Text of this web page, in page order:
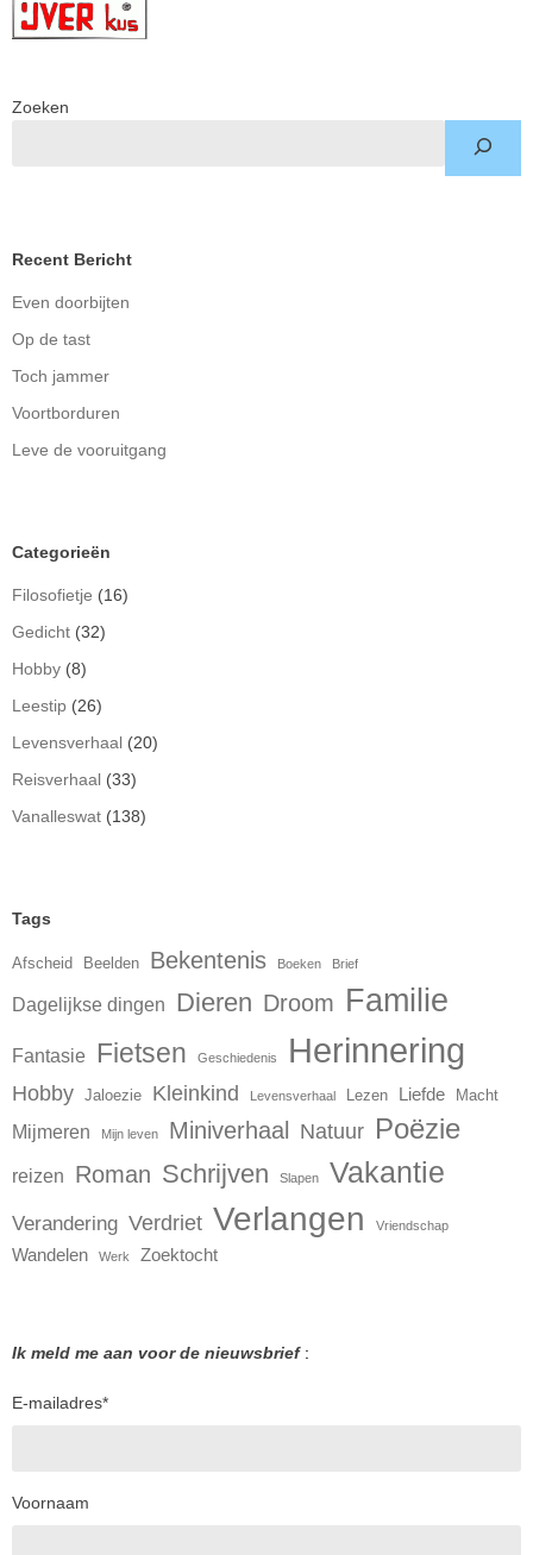
Zoeken
Recent Bericht
Even doorbijten
Op de tast
Toch jammer
Voortborduren
Leve de vooruitgang
Categorieën
Filosofietje (16)
Gedicht (32)
Hobby (8)
Leestip (26)
Levensverhaal (20)
Reisverhaal (33)
Vanalleswat (138)
Tags
Afscheid Beelden Bekentenis Boeken Brief
Dagelijkse dingen Dieren Droom Familie
Fantasie Fietsen Geschiedenis Herinnering
Hobby Jaloezie Kleinkind Levensverhaal Lezen Liefde Macht
Mijmeren Mijn leven Miniverhaal Natuur Poëzie
reizen Roman Schrijven Slapen Vakantie
Verandering Verdriet Verlangen Vriendschap
Wandelen Werk Zoektocht
Ik meld me aan voor de nieuwsbrief:
E-mailadres*
Voornaam